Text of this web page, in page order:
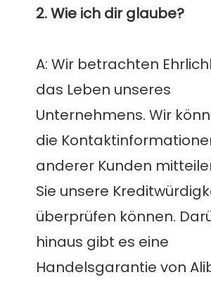
A: Wir betrachten
das Leben unseres
Unternehmens. Wir
die
anderer Kunden
Sie unsere
überprüfen können.
hinaus gibt es eine
Handelsgarantie von